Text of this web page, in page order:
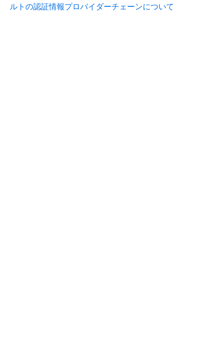
ルトの認証情報プロバイダーチェーンについて